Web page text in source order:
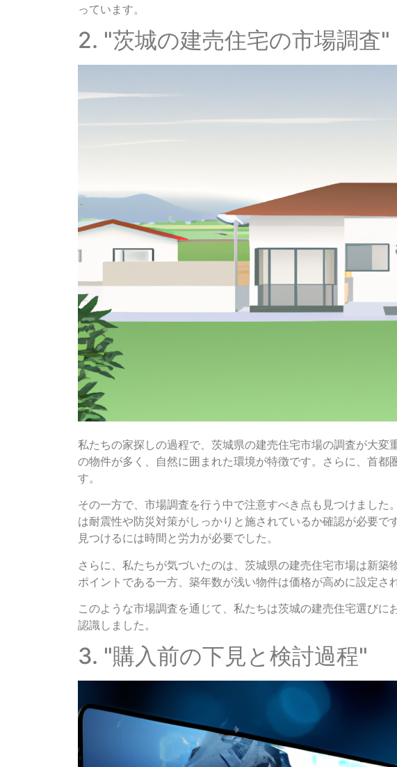
っています。
2. "茨城の建売住宅の市場調査"
私たちの家探しの過程で、茨城県の建売住宅市場の調査が大
の物件が多く、自然に囲まれた環境が特徴です。さらに、首
す。
その一方で、市場調査を行う中で注意すべき点も見つけまし
は耐震性や防災対策がしっかりと施されているか確認が必要
見つけるには時間と労力が必要でした。
さらに、私たちが気づいたのは、茨城県の建売住宅市場は新
ポイントである一方、築年数が浅い物件は価格が高めに設定さ
このような市場調査を通じて、私たちは茨城の建売住宅選び
認識しました。
3. "購入前の下見と検討過程"